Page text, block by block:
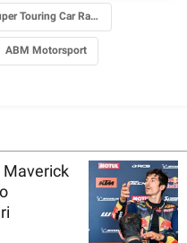
Super Touring Car Race 1
ABM Motorsport
Maverick